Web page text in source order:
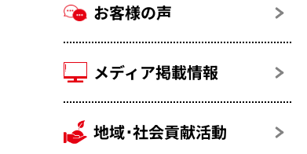
お客様の声
メディア掲載情報
地域･社会貢献活動